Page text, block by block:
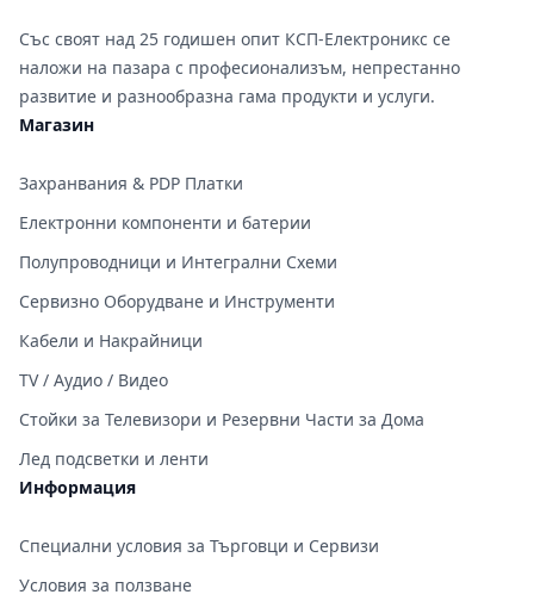
Със своят над 25 годишен опит КСП-Електроникс се
наложи на пазара с професионализъм, непрестанно
развитие и разнообразна гама продукти и услуги.
Магазин
Захранвания & PDP Платки
Електронни компоненти и батерии
Полупроводници и Интегрални Схеми
Сервизно Оборудване и Инструменти
Кабели и Накрайници
TV / Аудио / Видео
Стойки за Телевизори и Резервни Части за Дома
Лед подсветки и ленти
Информация
Специални условия за Търговци и Сервизи
Условия за ползване